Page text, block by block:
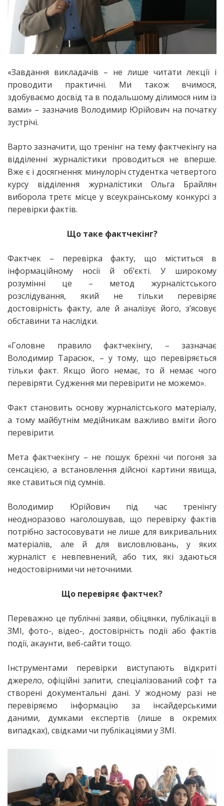
«Завдання викладачів – не лише читати лекції і
проводити практичні. Ми також вчимося,
здобуваємо досвід та в подальшому ділимося ним із
вами» – зазначив Володимир Юрійович на початку
зустрічі.
Варто зазначити, що тренінг на тему фактчекінгу на
відділенні журналістики проводиться не вперше.
Вже є і досягнення: минулоріч студентка четвертого
курсу відділення журналістики Ольга Брайлян
виборола третє місце у всеукраїнському конкурсі з
перевірки фактів.
Що таке фактчекінг?
Фактчек – перевірка факту, що міститься в
інформаційному носії й об’єкті. У широкому
розумінні це – метод журналістського
розслідування, який не тільки перевіряє
достовірність факту, але й аналізує його, з’ясовує
обставини та наслідки.
«Головне правило фактчекінгу, – зазначає
Володимир Тарасюк, – у тому, що перевіряється
тільки факт. Якщо його немає, то й немає чого
перевіряти. Судження ми перевірити не можемо».
Факт становить основу журналістського матеріалу,
а тому майбутнім медійникам важливо вміти його
перевірити.
Мета фактчекінгу – не пошук брехні чи погоня за
сенсацією, а встановлення дійсної картини явища,
яке ставиться під сумнів.
Володимир Юрійович під час тренінгу
неодноразово наголошував, що перевірку фактів
потрібно застосовувати не лише для викривальних
матеріалів, але й для висловлювань, у яких
журналіст є невпевнений, або тих, які здаються
недостовірними чи неточними.
Що перевіряє фактчек?
Переважно це публічні заяви, обіцянки, публікації в
ЗМІ, фото-, відео-, достовірність події або фактів
події, акаунти, веб-сайти тощо.
Інструментами перевірки виступають відкриті
джерело, офіційні запити, спеціалізований софт та
створені документальні дані. У жодному разі не
перевіряємо інформацію за інсайдерськими
даними, думками експертів (лише в окремих
випадках), свідками чи публікаціями у ЗМІ.